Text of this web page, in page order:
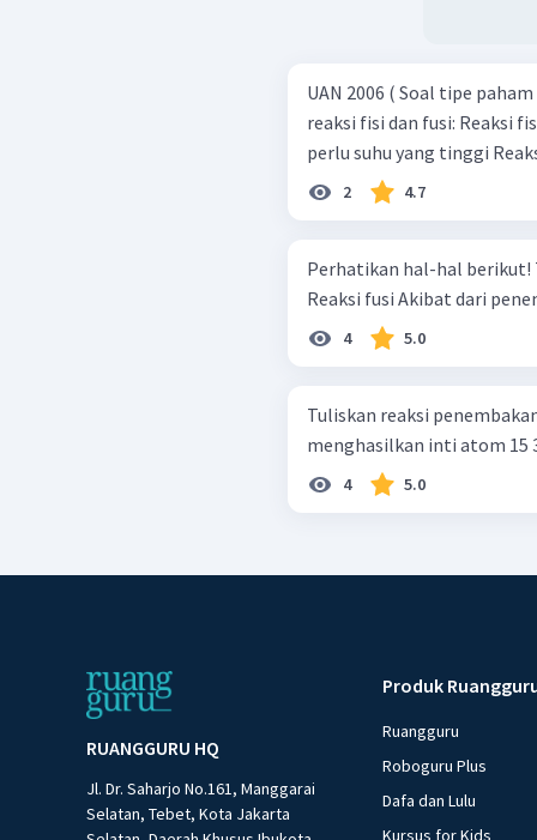
UAN 2006 ( Soal tipe paham konsep) Berikut ini adalah
reaksi fisi dan fusi: Reaksi fisi relative lebih mudah dilaksanakan karena tidak
perlu suhu
2 4.7
Perhatikan hal-hal berikut! Transmisi inti Reaksi fisi Radioaktivitas buatan
Reaksi fusi Akibat
4 5.0
Tuliskan reaksi
menghasilkan inti atom 15
4 5.0
RUANGGURU HQ
Jl. Dr. Saharjo No.161, Manggarai
Selatan, Tebet, Kota Jakarta
Produk
Ruangguru
Roboguru Plus
Dafa dan Lulu
Kursus for Kids